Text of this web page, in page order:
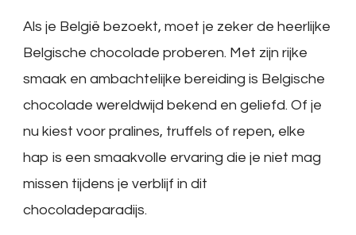
Als je België bezoekt, moet je zeker de heerlijke
Belgische chocolade proberen. Met zijn rijke
smaak en ambachtelijke bereiding is Belgische
chocolade wereldwijd bekend en geliefd. Of je
nu kiest voor pralines, truffels of repen, elke
hap is een smaakvolle ervaring die je niet mag
missen tijdens je verblijf in dit
chocoladeparadijs.